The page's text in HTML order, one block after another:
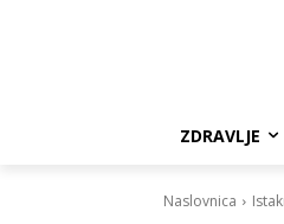
ZDRAVLJE
Naslovnica